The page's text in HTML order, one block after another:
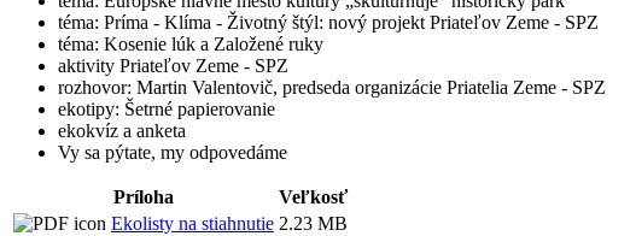
téma: Príma - Klíma - Životný štýl: nový projekt Priateľov Zeme - SPZ
téma: Kosenie lúk a Založené ruky
aktivity Priateľov Zeme - SPZ
rozhovor: Martin Valentovič, predseda organizácie Priatelia Zeme - SPZ
ekotipy: Šetrné papierovanie
ekokvíz a anketa
Vy sa pýtate, my odpovedáme
Príloha
Veľkosť
Ekolisty na stiahnutie 2.23 MB